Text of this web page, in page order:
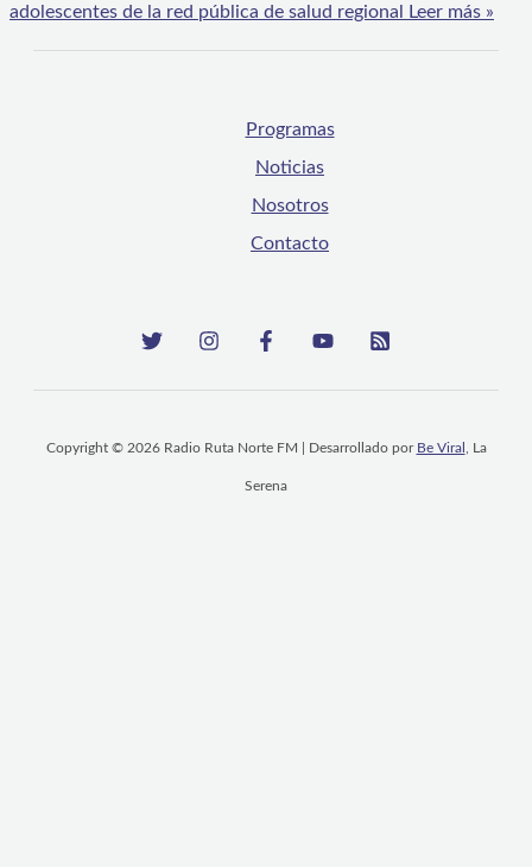
adolescentes de la red pública de salud regional
Leer más »
Programas
Noticias
Nosotros
Contacto
Copyright © 2026 Radio Ruta Norte FM | Desarrollado por Be Viral , La
Serena